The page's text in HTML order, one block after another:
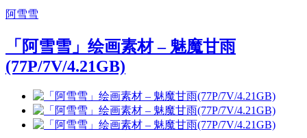
阿雪雪
「阿雪雪」绘画素材 – 魅魔甘雨
(77P/7V/4.21GB)